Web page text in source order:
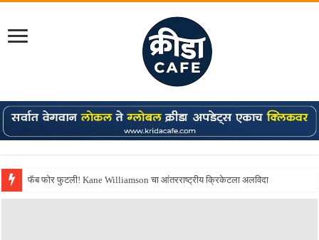
Shreyas Iyer कॅप्टन झाला! टी20 ची पुन्हा मुंबईकराच्या खांद्यावर, एशियन गेम्स…